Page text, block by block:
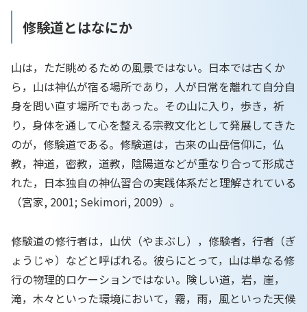
修験道とはなにか
山は，ただ眺めるための風景ではない。日本では古くか
ら，山は神仏が宿る場所であり，人が日常を離れて自分自
身を問い直す場所でもあった。その山に入り，歩き，祈
り，身体を通して心を整える宗教文化として発展してきた
のが，修験道である。修験道は，古来の山岳信仰に，仏
教，神道，密教，道教，陰陽道などが重なり合って形成さ
れた，日本独自の神仏習合の実践体系だと理解されている
（宮家, 2001; Sekimori, 2009）。
修験道の修行者は，山伏（やまぶし），修験者，行者（ぎ
ょうじゃ）などと呼ばれる。彼らにとって，山は単なる修
行の物理的ロケーションではない。険しい道，岩，崖，
滝，木々といった環境において，霧，雨，風といった天候